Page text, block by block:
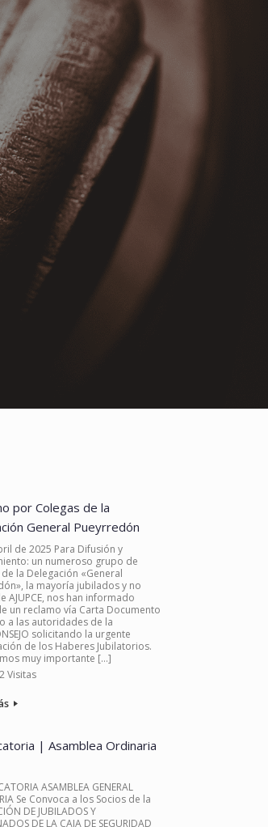
por Colegas de la
General Pueyrredón
de 2025 Para Difusión y
un numeroso grupo de
la Delegación «General
la mayoría jubilados y no
AJUPCE, nos han informado
un reclamo vía Carta Documento
a las autoridades de la
solicitando la urgente
de los Haberes Jubilatorios.
muy importante […]
Visitas
| Asamblea Ordinaria
ASAMBLEA GENERAL
Se Convoca a los Socios de la
DE JUBILADOS Y
DE LA CAJA DE SEGURIDAD